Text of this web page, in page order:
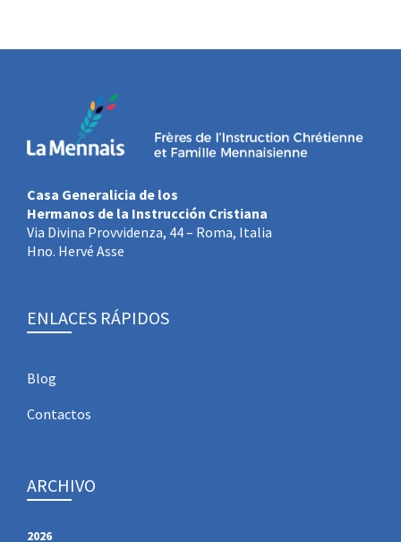
Casa Generalicia de los
Hermanos de la Instrucción Cristiana
Via Divina Provvidenza, 44 – Roma, Italia
Hno. Hervé Asse
ENLACES RÁPIDOS
Blog
Contactos
ARCHIVO
2026